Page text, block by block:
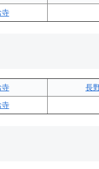
寺
寺
長
寺